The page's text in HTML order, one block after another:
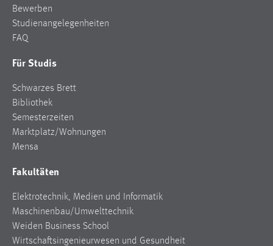
Bewerben
Studienangelegenheiten
FAQ
Für Studis
Schwarzes Brett
Bibliothek
Semesterzeiten
Marktplatz/Wohnungen
Mensa
Fakultäten
Elektrotechnik, Medien und Informatik
Maschinenbau/Umwelttechnik
Weiden Business School
Wirtschaftsingenieurwesen und Gesundheit